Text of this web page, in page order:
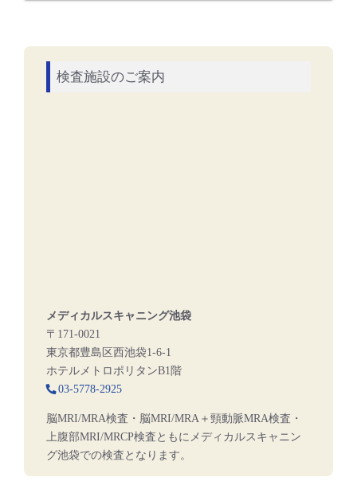
検査施設のご案内
メディカルスキャニング池袋
〒171-0021
東京都豊島区西池袋1-6-1
ホテルメトロポリタンB1階
03-5778-2925
脳MRI/MRA検査・脳MRI/MRA＋頸動脈MRA検査・
上腹部MRI/MRCP検査ともにメディカルスキャニン
グ池袋での検査となります。